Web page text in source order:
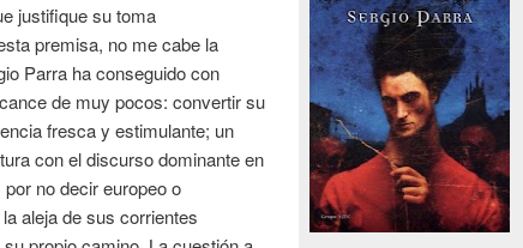
justifique su toma
premisa, no me cabe la
Parra ha conseguido con
de muy pocos: convertir su
fresca y estimulante; un
con el discurso dominante en
no decir europeo o
aleja de sus corrientes